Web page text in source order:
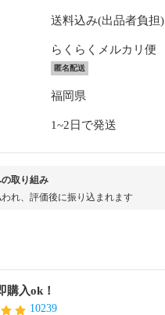
送料込み(出品者負担)
らくらくメルカリ便
匿名配送
福岡県
1~2日で発送
取り組み
れ、評価後に振り込まれます
購入ok！
10239